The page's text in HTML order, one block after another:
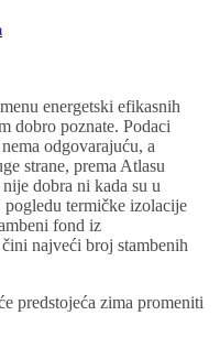
energetski efikasnih
dobro poznate. Podaci
odgovarajuću, a
strane, prema Atlasu
dobra ni kada su u
termičke izolacije
fond iz
najveći broj stambenih
predstojeća zima promeniti